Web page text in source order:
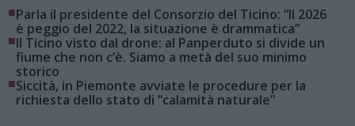
■Parla il presidente del Consorzio del Ticino: “Il 2026
è peggio del 2022, la situazione è drammatica”
■Il Ticino visto dal drone: al Panperduto si divide un
fiume che non c’è. Siamo a metà del suo minimo
storico
■Siccità, in Piemonte avviate le procedure per la
richiesta dello stato di “calamità naturale”